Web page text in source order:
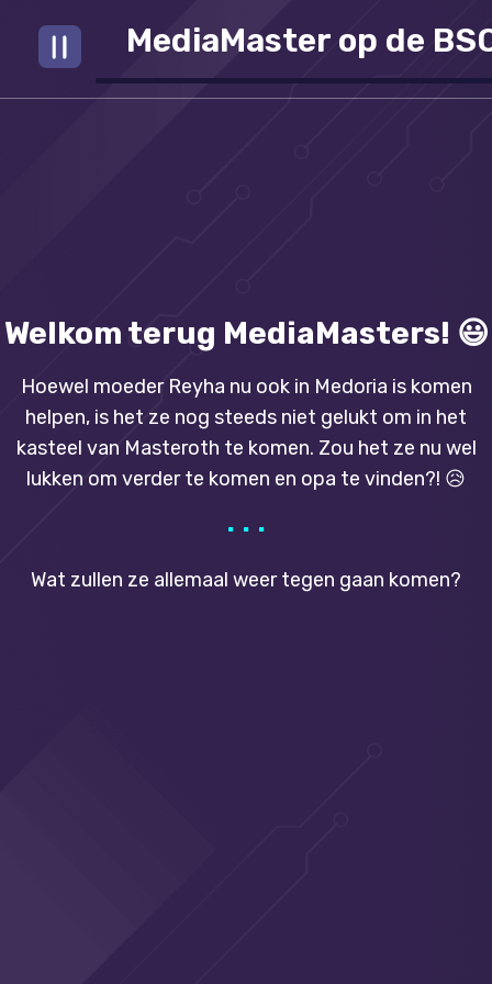
MediaMaster op de
Welkom terug MediaMasters! 😃
Hoewel moeder Reyha nu ook in Medoria is komen
helpen, is het ze nog steeds niet gelukt om in het
kasteel van Masteroth te komen. Zou het ze nu wel
lukken om verder te komen en opa te vinden?! 😥
. . .
Wat zullen ze allemaal weer tegen gaan komen?